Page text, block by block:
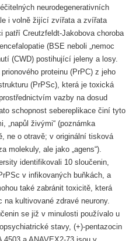
neurodegenerativních
i volně žijící zvířata a zvířata
Creutzfeldt-Jakobova choroba
(BSE neboli „nemoc
(CWD) postihující jeleny a losy.
proteinu (PrPC) z jeho
(PrPSc), která je toxická
vazby na dosud
schopnost sebereplikace činí tyto
„napůl živými“ (poznámka
ne o otravě; v originální tisková
molekuly, ale jako „agens“).
identifikovali 10 sloučenin,
v infikovaných buňkách, a
také zabránit toxicitě, která
na kultivované zdravé neurony.
se již v minulosti používalo u
stavy, (+)-pentazocin